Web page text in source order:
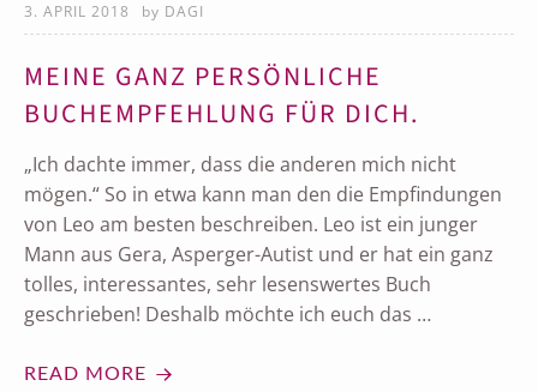
3. APRIL 2018 by DAGI
MEINE GANZ PERSÖNLICHE
BUCHEMPFEHLUNG FÜR DICH.
„Ich dachte immer, dass die anderen mich nicht
mögen.“ So in etwa kann man den die Empfindungen
von Leo am besten beschreiben. Leo ist ein junger
Mann aus Gera, Asperger-Autist und er hat ein ganz
tolles, interessantes, sehr lesenswertes Buch
geschrieben! Deshalb möchte ich euch das …
READ MORE